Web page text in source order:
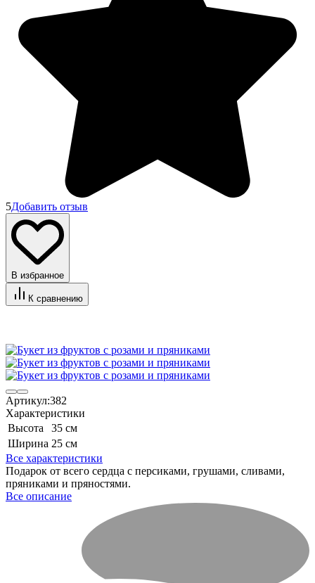
5Добавить отзыв
В избранное
К сравнению
Артикул:382
Характеристики
Высота
35 см
Ширина 25 см
Все характеристики
​Подарок от всего сердца с персиками, грушами, сливами,
пряниками и пряностями.
Все описание